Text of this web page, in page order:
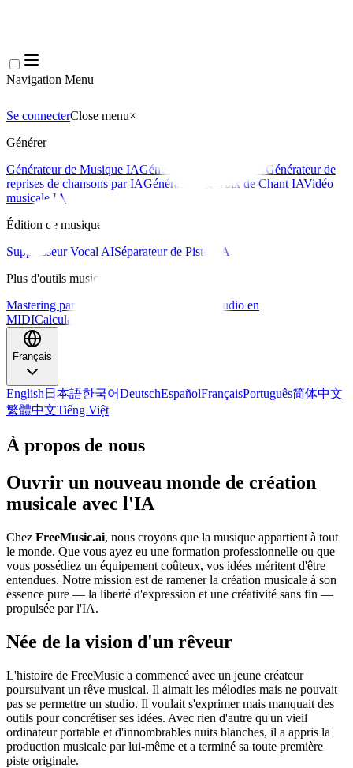
Navigation Menu
Se connecterClose menu×
Générer
Générateur de Musique IAGénérateur de Paroles IA Générateur de
reprises de chansons par IAGénérateur de Voix de Chant IAVidéo
musicale IA
Édition de musique
Suppresseur Vocal AISéparateur de Pistes IA
Plus d'outils musicaux
Mastering par IA
IA Audio en
MIDICalculateur de BPM
Français
English 日本語한국어DeutschEspañolFrançaisPortuguês简体中文
繁體中文Tiếng Việt
À propos de nous
Ouvrir un nouveau monde de création
musicale avec l'IA
Chez FreeMusic.ai, nous croyons que la musique appartient à tout
le monde. Que vous ayez eu une formation professionnelle ou que
vous possédiez un équipement coûteux, vos idées méritent d'être
entendues. Notre mission est de ramener la création musicale à son
essence pure — la liberté d'expression et une créativité sans fin —
propulsée par l'IA.
Née de la vision d'un rêveur
L'histoire de FreeMusic a commencé avec un jeune créateur
poursuivant un rêve musical. Il aimait les mélodies mais ne pouvait
pas se permettre un studio. Il voulait s'exprimer mais manquait des
outils pour concrétiser ses idées. Avec rien d'autre qu'un vieil
ordinateur portable et d'innombrables nuits blanches, il a appris la
production musicale par lui-même et a terminé sa toute première
piste originale.